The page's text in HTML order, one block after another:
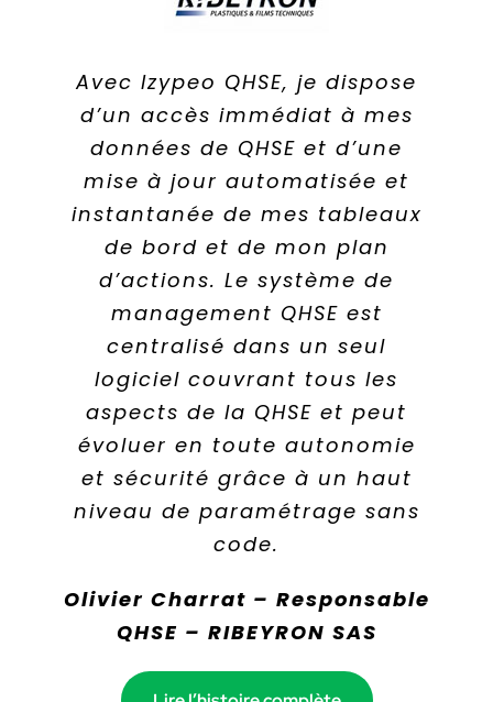
Avec Izypeo QHSE, je dispose
d’un accès immédiat à mes
données de QHSE et d’une
mise à jour automatisée et
instantanée de mes tableaux
de bord et de mon plan
d’actions. Le système de
management QHSE est
centralisé dans un seul
logiciel couvrant tous les
aspects de la QHSE et peut
évoluer en toute autonomie
et sécurité grâce à un haut
niveau de paramétrage sans
code.
Olivier Charrat – Responsable
QHSE – RIBEYRON SAS
En digitalisant la solution Diag
Eco-Flux avec IZYPEO, nous
avons bénéficié de plus
d’efficacité dans nos tâches
et de plus de fiabilité et de
traçabilité sur nos données. A
terme, nous pourrons
contrôler plus facilement la
cohérence des projets,
réduire les tâches manuelles
et optimiser la gestion des
plans d’actions et le pilotage
des délais et de la qualité du
dispositif.
projet Diag’Action Climat –
Direction de
l’Accompagnement
La bonne volonté ne suffit pas
pour mener à bien une
politique RSE efficace. Il faut
être structuré et équipé pour
être performant et s’améliorer
en permanence. Avec IZYPEO®,
nous disposons d’un outil
pour structurer les données,
les partager et piloter nos
plans d’actions RSE au fil de
l’eau.
Malika Youssoufine –
Directrice RH, RSE &
Communication – Lafarge
Lire l’histoire complète